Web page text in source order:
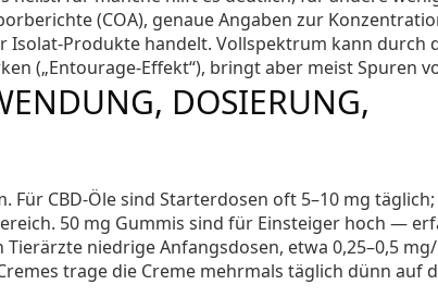
(COA), genaue Angaben zur
Isolat-Produkte handelt. Vollspektrum kann durch
(„Entourage-Effekt“), bringt aber meist Spuren
DOSIERUNG,
CBD-Öle sind Starterdosen oft 5–10 mg täglich;
50 mg Gummis sind für Einsteiger hoch —
niedrige Anfangsdosen, etwa 0,25–0,5
trage die Creme mehrmals täglich dünn auf